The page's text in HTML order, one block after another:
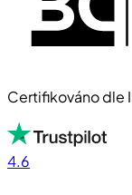
Certifikováno dle
4.6